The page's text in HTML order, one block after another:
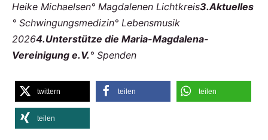
Heike Michaelsen° Magdalenen Lichtkreis3.Aktuelles
° Schwingungsmedizin° Lebensmusik
20264.Unterstütze die Maria-Magdalena-
Vereinigung e.V.° Spenden
twittern teilen teilen
teilen